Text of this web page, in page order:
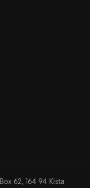
Box 62, 164 94 Kista